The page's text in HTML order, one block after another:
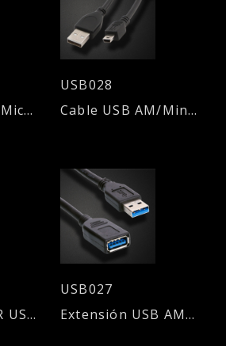
Cable USB AM/Micro USB - 1,80mts.
USB028
Cable USB AM/Mini USB 5 conectores con filtro - 1,80mts.
Teclado GAMER USB - Símil mecánico
USB027
Extensión USB AM/AH 3.0 - 1,80mts.